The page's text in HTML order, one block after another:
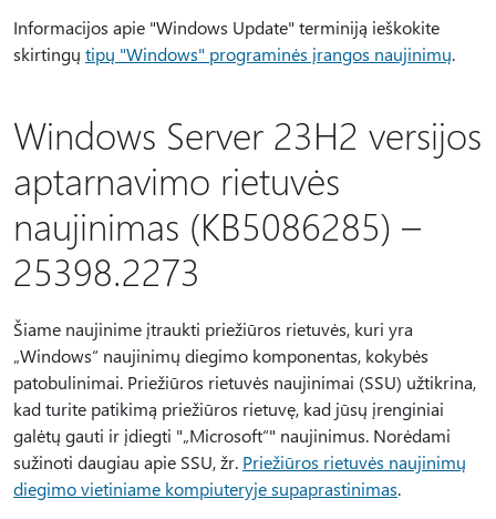
Informacijos apie "Windows Update" terminiją ieškokite
skirtingų tipų "Windows" programinės įrangos naujinimų.
Windows Server 23H2 versijos
aptarnavimo rietuvės
naujinimas (KB5086285) –
25398.2273
Šiame naujinime įtraukti priežiūros rietuvės, kuri yra
„Windows“ naujinimų diegimo komponentas, kokybės
patobulinimai. Priežiūros rietuvės naujinimai (SSU) užtikrina,
kad turite patikimą priežiūros rietuvę, kad jūsų įrenginiai
galėtų gauti ir įdiegti "„Microsoft“" naujinimus. Norėdami
sužinoti daugiau apie SSU, žr. Priežiūros rietuvės naujinimų
diegimo vietiniame kompiuteryje supaprastinimas.